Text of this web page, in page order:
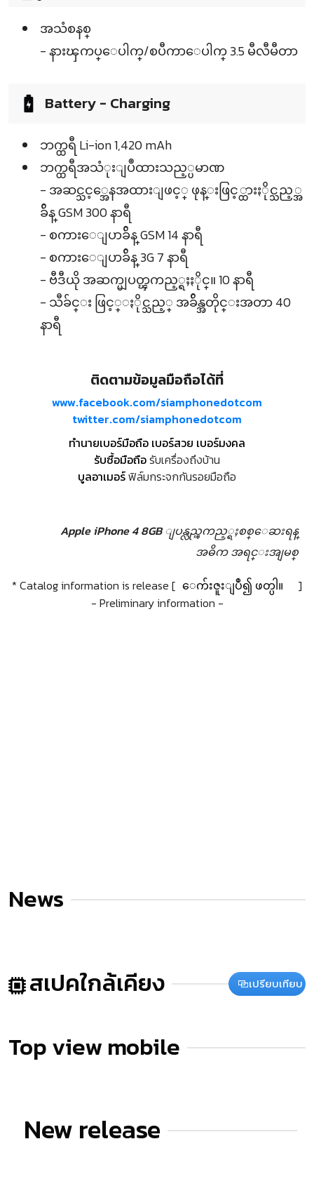
အသံစနစ္
- နားၾကပ္ေပါက္/စပီကာေပါက္ 3.5 မီလီမီတာ
Battery - Charging
ဘက္ထရီ Li-ion 1,420 mAh
ဘက္ထရီအသံုးျပဳထားသည့္ပမာဏ
- အဆင္သင့္အေနအထားျဖင့္ ဖုန္းဖြင့္ထားႏိုင္သည့္အ
ခ်ိန္ GSM 300 နာရီ
- စကားေျပာခ်ိန္ GSM 14 နာရီ
- စကားေျပာခ်ိန္ 3G 7 နာရီ
- ဗီဒီယို အဆက္မျပတ္ၾကည့္ရႈႏိုင္။ 10 နာရီ
- သီခ်င္း ဖြင့္ႏိုင္သည့္ အခ်ိန္အတိုင္းအတာ 40
နာရီ
ติดตามข้อมูลมือถือได้ที่
www.facebook.com/siamphonedotcom
twitter.com/siamphonedotcom
ทำนายเบอร์มือถือ เบอร์สวย เบอร์มงคล
รับซื้อมือถือรับเครื่องถึงบ้าน
บูลอาเมอร์ฟิล์มกระจกกันรอยมือถือ
Apple iPhone 4 8GB ျပန္လည္ၾကည့္ရႈစစ္ေဆးရန္
အဓိက အရင္းအျမစ္
* Catalog information is release [ ေက်းဇူးျပဳ၍ ဖတ္ပါ။
]
- Preliminary information -
News
สเปคใกล้เคียง เปรียบเทียบ
Top view mobile
New release